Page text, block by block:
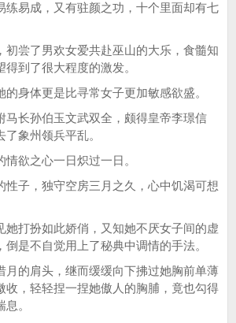
练易成，又有驻颜之功，十个里面却有七
初尝了男欢女爱共赴巫山的大乐，食髓知
到了很大程度的激发。
的身体更是比寻常女子更加敏感欲盛。
马长孙伯玉文武双全，颇得皇帝李璟信
象州领兵平乱。
欲之心一日炽过一日。
性子，独守空房三月之久，心中饥渴可想
她打扮如此娇俏，又知她不厌女子间的虚
倒是不自觉用上了秘典中调情的手法。
月的肩头，继而缓缓向下拂过她胸前单薄
收，轻轻捏一捏她傲人的胸脯，竟也勾得
。